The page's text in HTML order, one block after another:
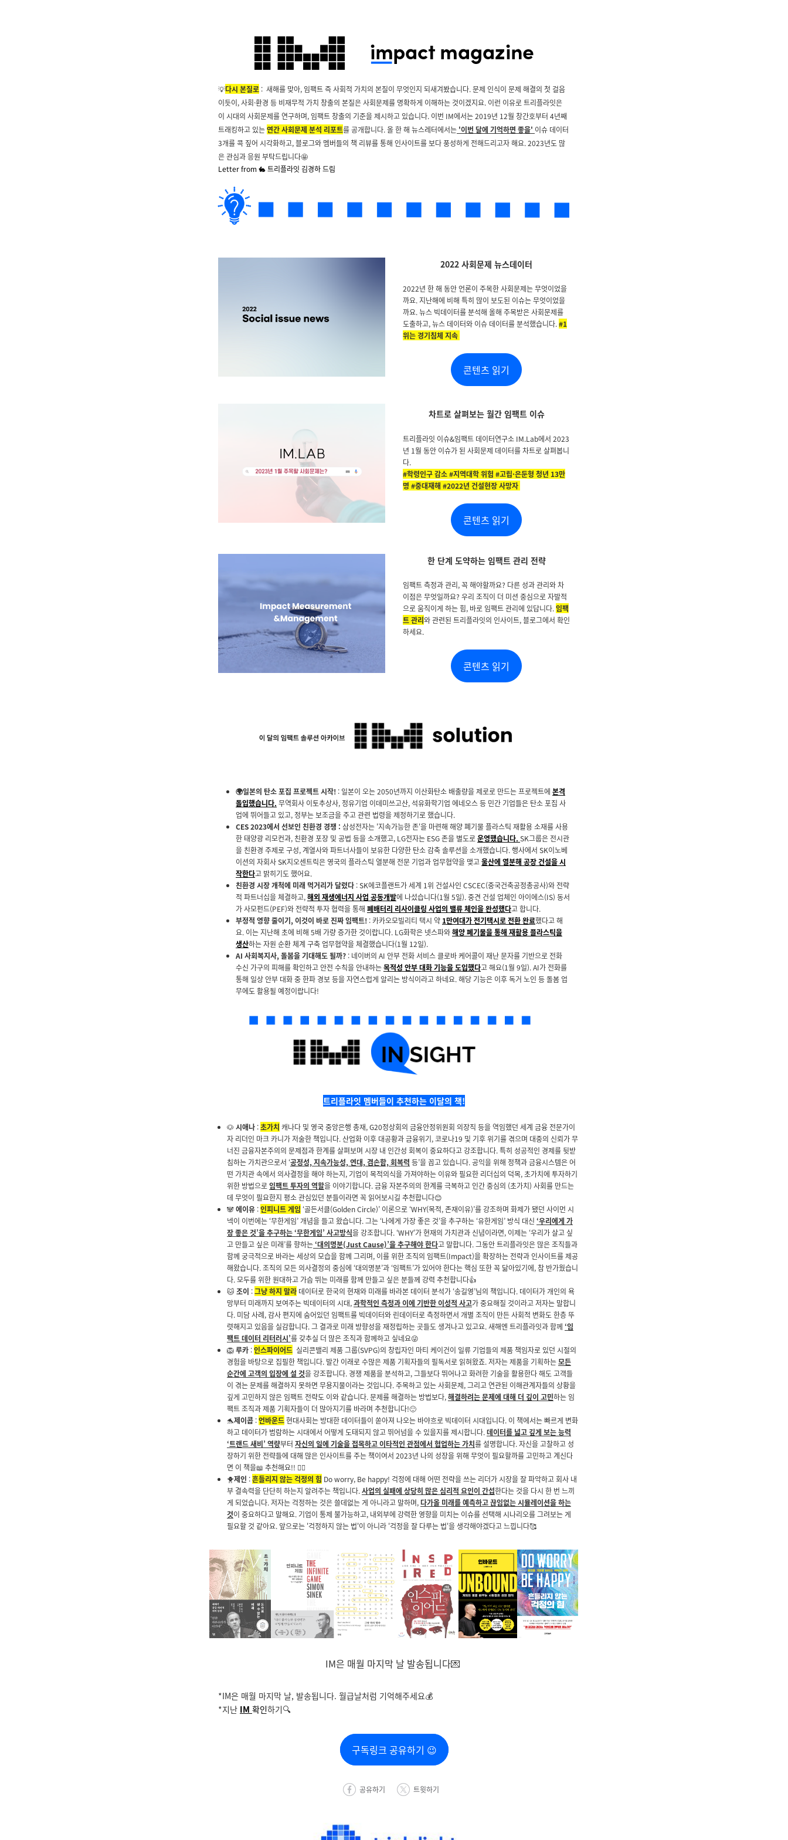
💡다시 본질로 : 새해를 맞아, 임팩트 즉 사회적 가치의 본질이 무엇인지 되새겨봤습니다. 문제 인식이 문제 해결의 첫 걸음
이듯이, 사회·환경 등 비재무적 가치 창출의 본질은 사회문제를 명확하게 이해하는 것이겠지요. 이런 이유로 트리플라잇은
이 시대의 사회문제를 연구하며, 임팩트 창출의 기준을 제시하고 있습니다. 이번 IM에서는 2019년 12월 창간호부터 4년째
트래킹하고 있는연간 사회문제 분석 리포트를 공개합니다. 올 한 해 뉴스레터에서는 '이번 달에 기억하면 좋을' 이슈 데이터
3개를 콕 짚어 시각화하고, 블로그와 멤버들의 책 리뷰를 통해 인사이트를 보다 풍성하게 전해드리고자 해요. 2023년도 많
은 관심과 응원 부탁드립니다🤩
Letter from 🐇 트리플라잇 김경하 드림
2022 사회문제 뉴스데이터
2022년 한 해 동안 언론이 주목한 사회문제는 무엇이었을
까요. 지난해에 비해 특히 많이 보도된 이슈는 무엇이었을
까요. 뉴스 빅데이터를 분석해 올해 주목받은 사회문제를
도출하고, 뉴스 데이터와 이슈 데이터를 분석했습니다.#1
위는 경기침체 지속
콘텐츠 읽기
차트로 살펴보는 월간 임팩트 이슈
트리플라잇 이슈&임팩트 데이터연구소 IM.Lab에서 2023
년 1월 동안 이슈가 된 사회문제 데이터를 차트로 살펴봅니
다.
#학령인구 감소 #지역대학 위험 #고립·은둔형 청년 13만
명 #중대재해 #2022년 건설현장 사망자
콘텐츠 읽기
한 단계 도약하는 임팩트 관리 전략
임팩트 측정과 관리, 꼭 해야할까요? 다른 성과 관리와 차
이점은 무엇일까요? 우리 조직이 더 미션 중심으로 자발적
으로 움직이게 하는 힘, 바로 임팩트 관리에 있답니다.임팩
트 관리와 관련된 트리플라잇의 인사이트, 블로그에서 확인
하세요.
콘텐츠 읽기
🌍일본의 탄소 포집 프로젝트 시작! : 일본이 오는 2050년까지 이산화탄소 배출량을 제로로 만드는 프로젝트에 본격
돌입했습니다. 무역회사 이토추상사, 정유기업 이데미쓰고산, 석유화학기업 에네오스 등 민간 기업들은 탄소 포집 사
업에 뛰어들고 있고, 정부는 보조금을 주고 관련 법령을 제정하기로 했습니다.
CES 2023에서 선보인 친환경 경쟁 : 삼성전자는 '지속가능한 존'을 마련해 해양 폐기물 플라스틱 재활용 소재를 사용
한 태양광 리모컨과, 친환경 포장 및 공법 등을 소개했고, LG전자는 ESG 존을 별도로 운영했습니다. SK그룹은 전시관
을 친환경 주제로 구성, 계열사와 파트너사들이 보유한 다양한 탄소 감축 솔루션을 소개했습니다. 행사에서 SK이노베
이션의 자회사 SK지오센트릭은 영국의 플라스틱 열분해 전문 기업과 업무협약을 맺고울산에 열분해 공장 건설을 시
작한다고 밝히기도 했어요.
친환경 시장 개척에 미래 먹거리가 달렸다 : SK에코플랜트가 세계 1위 건설사인 CSCEC(중국건축공정총공사)와 전략
적 파트너십을 체결하고,해외 재생에너지 사업 공동개발에 나섰습니다(1월 5일). 중견 건설 업체인 아이에스(IS) 동서
가 사모펀드(PEF)와 전략적 투자 협력을 통해 폐배터리 리사이클링 사업의 밸류 체인을 완성했다고 합니다.
부정적 영향 줄이기, 이것이 바로 진짜 임팩트! : 카카오모빌리티 택시 약 1만여대가 전기택시로 전환 완료했다고 해
요. 이는 지난해 초에 비해 5배 가량 증가한 것이랍니다. LG화학은 넷스파와해양 폐기물을 통해 재활용 플라스틱을
생산하는 자원 순환 체계 구축 업무협약을 체결했습니다(1월 12일).
AI 사회복지사, 돌봄을 기대해도 될까? : 네이버의 AI 안부 전화 서비스 클로바 케어콜이 재난 문자를 기반으로 전화
수신 가구의 피해를 확인하고 안전 수칙을 안내하는목적성 안부 대화 기능을 도입했다고 해요(1월 9일). AI가 전화를
통해 일상 안부 대화 중 한파 경보 등을 자연스럽게 알리는 방식이라고 하네요. 해당 기능은 이후 독거 노인 등 돌봄 업
무에도 활용될 예정이랍니다!
트리플라잇 멤버들이 추천하는 이달의 책!
🐶시애나 :초가치 캐나다 및 영국 중앙은행 총재, G20정상회의 금융안정위원회 의장직 등을 역임했던 세계 금융 전문가이
자 리더인 마크 카니가 저술한 책입니다. 산업화 이후 대공황과 금융위기, 코로나19 및 기후 위기를 겪으며 대중의 신뢰가 무
너진 금융자본주의의 문제점과 한계를 살펴보며 시장 내 인간성 회복이 중요하다고 강조합니다. 특히 성공적인 경제를 뒷받
침하는 가치관으로서 ‘공정성, 지속가능성, 연대, 겸손함, 회복력 등’을 꼽고 있습니다. 공익을 위해 정책과 금융시스템은 어
떤 가치관 속에서 의사결정을 해야 하는지, 기업이 목적의식을 가져야하는 이유와 필요한 리더십의 덕목, 초가치에 투자하기
위한 방법으로 임팩트 투자의 역할을 이야기합니다. 금융 자본주의의 한계를 극복하고 인간 중심의 (초가치) 사회를 만드는
데 무엇이 필요한지 평소 관심있던 분들이라면 꼭 읽어보시길 추천합니다😊
🐼에이유 :인피니트 게임 ‘골든서클(Golden Circle)’ 이론으로 ‘WHY(목적, 존재이유)’를 강조하며 화제가 됐던 사이먼 시
넥이 이번에는 ‘무한게임’ 개념을 들고 왔습니다. 그는 ‘나에게 가장 좋은 것’을 추구하는 ‘유한게임’ 방식 대신 ‘우리에게 가
장 좋은 것’을 추구하는 ‘무한게임’ 사고방식을 강조합니다. ‘WHY’가 현재의 가치관과 신념이라면, 이제는 ‘우리가 살고 싶
고 만들고 싶은 미래’를 향하는‘대의명분(Just Cause)’을 추구해야 한다고 말합니다. 그동안 트리플라잇은 많은 조직들과
함께 궁극적으로 바라는 세상의 모습을 함께 그리며, 이를 위한 조직의 임팩트(Impact)을 확장하는 전략과 인사이트를 제공
해왔습니다. 조직의 모든 의사결정의 중심에 ‘대의명분’과 ‘임팩트’가 있어야 한다는 핵심 또한 꼭 닮아있기에, 참 반가웠습니
다. 모두를 위한 원대하고 가슴 뛰는 미래를 함께 만들고 싶은 분들께 강력 추천합니다👍
🐱 조이 :그냥 하지 말라 데이터로 한국의 현재와 미래를 바라본 데이터 분석가 ‘송길영’님의 책입니다. 데이터가 개인의 욕
망부터 미래까지 보여주는 빅데이터의 시대,과학적인 측정과 이에 기반한 이성적 사고가 중요해질 것이라고 저자는 말합니
다. 미담 사례, 감사 편지에 숨어있던 임팩트를 빅데이터와 린데이터로 측정하면서 개별 조직이 만든 사회적 변화도 한층 뚜
렷해지고 있음을 실감합니다. 그 결과로 미래 방향성을 재정립하는 곳들도 생겨나고 있고요. 새해엔 트리플라잇과 함께 ‘임
팩트 데이터 리터러시’를 갖추실 더 많은 조직과 함께하고 싶네요😜
🦁루카 :인스파이어드 실리콘밸리 제품 그룹(SVPG)의 창립자인 마티 케이건이 일류 기업들의 제품 책임자로 있던 시절의
경험을 바탕으로 집필한 책입니다. 발간 이래로 수많은 제품 기획자들의 필독서로 읽혀왔죠. 저자는 제품을 기획하는모든
순간에 고객의 입장에 설 것을 강조합니다. 경쟁 제품을 분석하고, 그들보다 뛰어나고 화려한 기술을 활용한다 해도 고객들
이 겪는 문제를 해결하지 못하면 무용지물이라는 것입니다. 주목하고 있는 사회문제, 그리고 연관된 이해관계자들의 상황을
깊게 고민하지 않은 임팩트 전략도 이와 같습니다. 문제를 해결하는 방법보다,해결하려는 문제에 대해 더 깊이 고민하는 임
팩트 조직과 제품 기획자들이 더 많아지기를 바라며 추천합니다!🙂
🐬제이콥 :언바운드현대사회는 방대한 데이터들이 쏟아져 나오는 바야흐로 빅데이터 시대입니다. 이 책에서는 빠르게 변화
하고 데이터가 범람하는 시대에서 어떻게 도태되지 않고 뛰어넘을 수 있을지를 제시합니다.데이터를 넓고 깊게 보는 능력
‘트랜드 새비’ 역량부터 자신의 일에 기술을 접목하고 이타적인 관점에서 협업하는 가치를 설명합니다. 자신을 고찰하고 성
장하기 위한 전략들에 대해 많은 인사이트를 주는 책이여서 2023년 나의 성장을 위해 무엇이 필요할까를 고민하고 계신다
면 이 책을📖 추천해요!! 🙆‍♂️
🐥제인 :흔들리지 않는 걱정의 힘 Do worry, Be happy! 걱정에 대해 어떤 전략을 쓰는 리더가 시장을 잘 파악하고 회사 내
부 결속력을 단단히 하는지 알려주는 책입니다.사업의 실패에 상당히 많은 심리적 요인이 간섭한다는 것을 다시 한 번 느끼
게 되었습니다. 저자는 걱정하는 것은 쓸데없는 게 아니라고 말하며, 다가올 미래를 예측하고 끊임없는 시뮬레이션을 하는
것이 중요하다고 말해요. 기업이 통제 불가능하고, 내외부에 강력한 영향을 미치는 이슈를 선택해 시나리오를 그려보는 게
필요할 것 같아요. 앞으로는 '걱정하지 않는 법'이 아니라 '걱정을 잘 다루는 법'을 생각해야겠다고 느낍니다🥰
IM은 매월 마지막 날 발송됩니다💌
*IM은 매월 마지막 날, 발송됩니다. 월급날처럼 기억해주세요💰
*지난 IM 확인하기🔍
구독링크 공유하기 😉
공유하기 트윗하기